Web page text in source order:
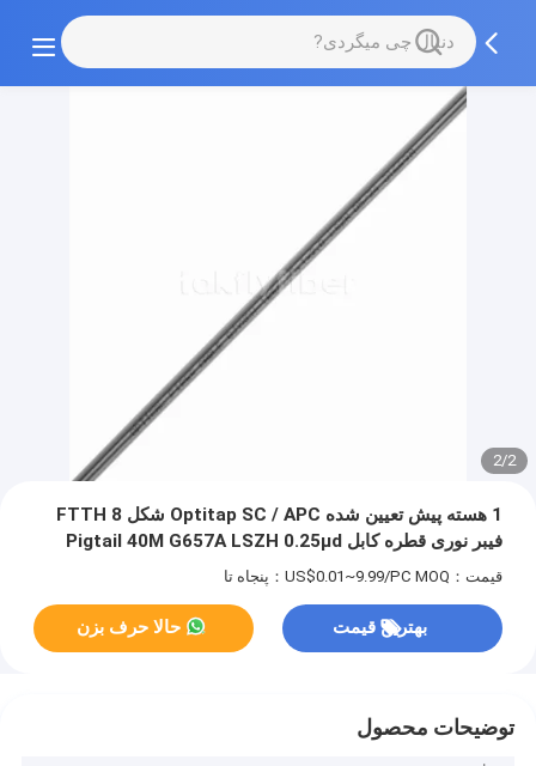
2/2
1 هسته پیش تعیین شده Optitap SC / APC شکل 8 FTTH
فیبر نوری قطره کابل Pigtail 40M G657A LSZH 0.25μd
ژاکت اصطکاک کم با سیم فولادی پیام رسان گالوانیزه 1.0mm
قیمت：US$0.01~9.99/PC MOQ：پنجاه تا
بهترین قیمت حالا حرف بزن
توضیحات محصول